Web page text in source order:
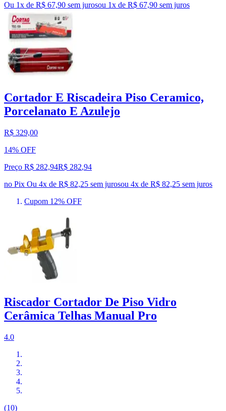
Ou 1x de R$ 67,90 sem jurosou 1x de R$ 67,90 sem juros
Cortador E Riscadeira Piso Ceramico,
Porcelanato E Azulejo
R$ 329,00
14% OFF
Preço R$ 282,94R$ 282,94
no Pix Ou 4x de R$ 82,25 sem jurosou 4x de R$ 82,25 sem juros
Cupom 12% OFF
Riscador Cortador De Piso Vidro
Cerâmica Telhas Manual Pro
4.0
(10)